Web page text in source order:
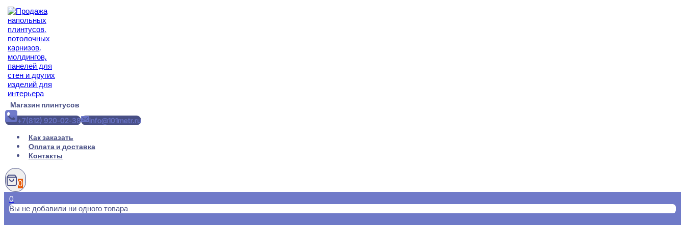
Перейти
содержимому
Магазин плинтусов
+7(812) 920-02-38
info@101metr.ru
Как заказать
Оплата и доставка
Контакты
0
0
Вы не добавили ни одного товара